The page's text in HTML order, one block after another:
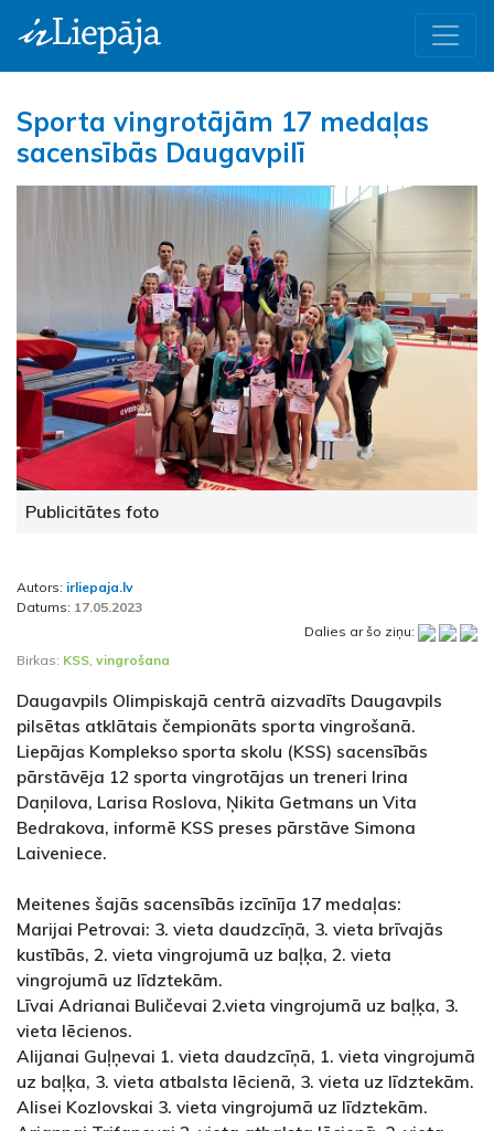
Sporta vingrotājām 17 medaļas
sacensībās Daugavpilī
Publicitātes foto
Autors: irliepaja.lv
Datums: 17.05.2023
Dalies ar šo ziņu:
Birkas: KSS vingrošana
Daugavpils Olimpiskajā centrā aizvadīts Daugavpils
pilsētas atklātais čempionāts sporta vingrošanā.
Liepājas Komplekso sporta skolu (KSS) sacensībās
pārstāvēja 12 sporta vingrotājas un treneri Irina
Daņilova, Larisa Roslova, Ņikita Getmans un Vita
Bedrakova, informē KSS preses pārstāve Simona
Laiveniece.
Meitenes šajās sacensībās izcīnīja 17 medaļas:
Marijai Petrovai: 3. vieta daudzcīņā, 3. vieta brīvajās
kustībās, 2. vieta vingrojumā uz baļķa, 2. vieta
vingrojumā uz līdztekām.
Līvai Adrianai Buličevai 2.vieta vingrojumā uz baļķa, 3.
vieta lēcienos.
Alijanai Guļņevai 1. vieta daudzcīņā, 1. vieta vingrojumā
uz baļķa, 3. vieta atbalsta lēcienā, 3. vieta uz līdztekām.
Alisei Kozlovskai 3. vieta vingrojumā uz līdztekām.